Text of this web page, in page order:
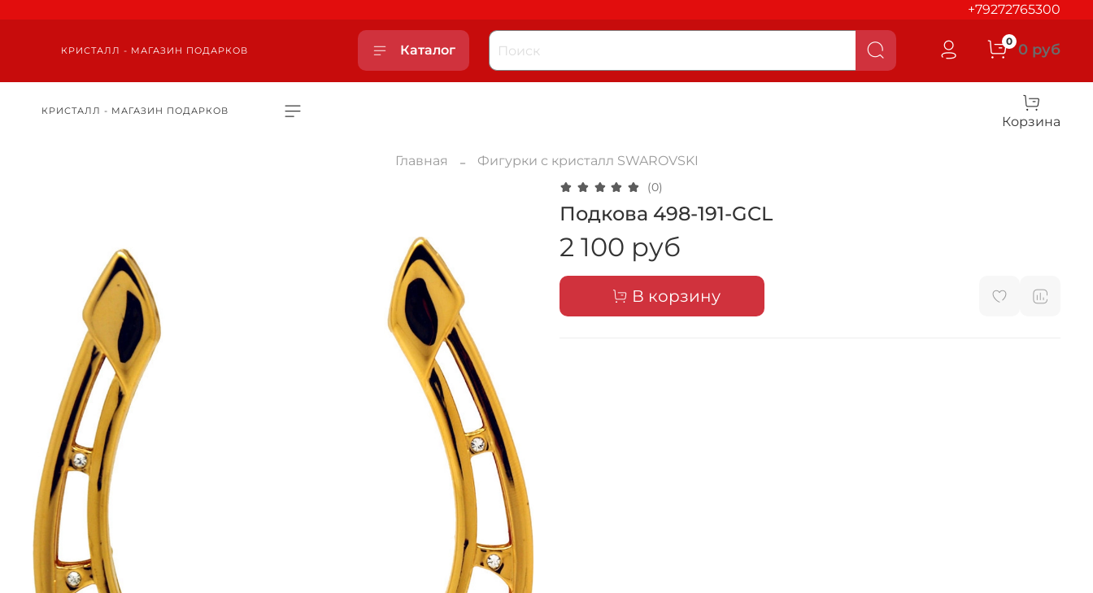
+79272765300
КРИСТАЛЛ - МАГАЗИН ПОДАРКОВ Каталог
0 0 руб
КРИСТАЛЛ - МАГАЗИН ПОДАРКОВ
Корзина
Главная Фигурки с кристалл SWAROVSKI
(0)
Подкова 498-191-GCL
2 100 руб
В корзину